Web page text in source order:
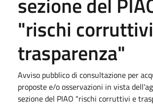
"rischi
trasparenza"
Avviso pubblico di consultazione per
proposte e/o osservazioni in vista
sezione del PIAO "rischi corruttivi e